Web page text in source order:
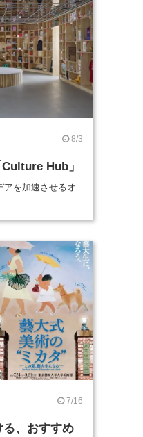
8/3
Hub」
アを加速させるオ
7/16
る、おすすめ